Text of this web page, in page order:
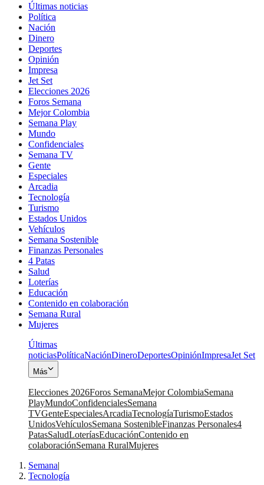
Últimas noticias
Política
Nación
Dinero
Deportes
Opinión
Impresa
Jet Set
Elecciones 2026
Foros Semana
Mejor Colombia
Semana Play
Mundo
Confidenciales
Semana TV
Gente
Especiales
Arcadia
Tecnología
Turismo
Estados Unidos
Vehículos
Semana Sostenible
Finanzas Personales
4 Patas
Salud
Loterías
Educación
Contenido en colaboración
Semana Rural
Mujeres
Últimas
noticiasPolíticaNaciónDineroDeportesOpiniónImpresaJet Set
Más
Elecciones 2026Foros SemanaMejor ColombiaSemana
PlayMundoConfidencialesSemana
TVGenteEspecialesArcadiaTecnologíaTurismoEstados
UnidosVehículosSemana SostenibleFinanzas Personales4
PatasSaludLoteríasEducaciónContenido en
colaboraciónSemana RuralMujeres
Semana|
Tecnología